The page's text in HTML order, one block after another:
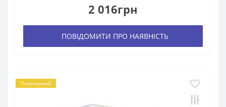
2 016грн
ПОВІДОМИТИ ПРО НАЯВНІСТЬ
Популярний